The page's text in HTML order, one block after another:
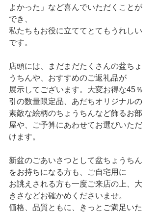
よかった」など喜んでいただくことが
でき、
私たちもお役に立ててとてもうれしい
です。
店頭には、まだまだたくさんの盆ちょ
うちんや、おすすめのご返礼品が
展示してございます。大変お得な45％
引の数量限定品、あだちオリジナルの
素敵な絵柄のちょうちんなど飾るお部
屋や、ご予算にあわせてお選びいただ
けます。
新盆のごあいさつとして盆ちょうちん
をお持ちになる方も、ご自宅用に
お誂えされる方も一度ご来店の上、大
きさなどお確かめくださいませ。
価格、品質ともに、きっとご満足いた